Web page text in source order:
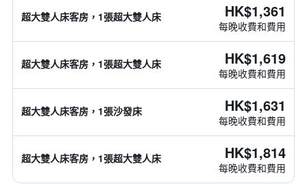
超大雙人床客房，1張超大雙人床 HK$1,361
每晚收費和費用
超大雙人床客房，1張超大雙人床 HK$1,619
每晚收費和費用
超大雙人床客房，1張沙發床 HK$1,631
每晚收費和費用
超大雙人床客房，1張超大雙人床 HK$1,814
每晚收費和費用